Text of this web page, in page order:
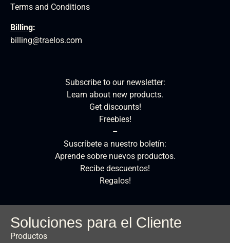
Terms and Conditions
Billing:
billing@traelos.com
Subscribe to our newsletter:
Learn about new products.
Get discounts!
Freebies!
–
Suscríbete a nuestro boletín:
Aprende sobre nuevos productos.
Recibe descuentos!
Regalos!
Soluciones para el Cliente
Productos